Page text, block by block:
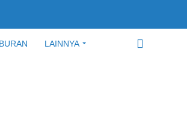
LAINNYA